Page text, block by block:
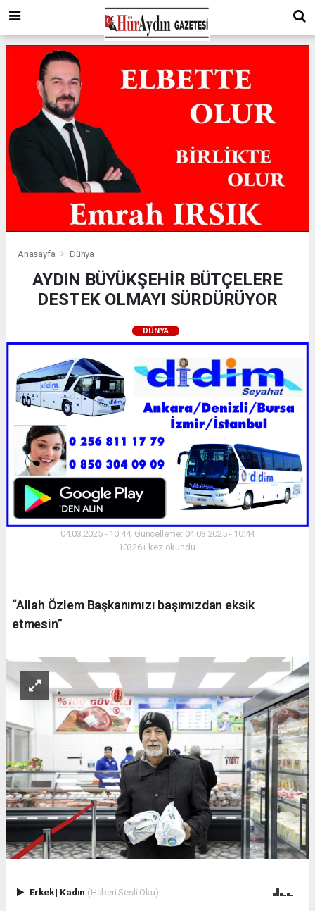
Anasayfa Dünya
AYDIN BÜYÜKŞEHİR BÜTÇELERE
DESTEK OLMAYI SÜRDÜRÜYOR
DÜNYA
04.03.2025 - 10:44, Güncelleme: 04.03.2025 - 10:44
10326+ kez okundu.
“Allah Özlem Başkanımızı başımızdan eksik
etmesin”
Erkek| Kadın (Haberi Sesli Oku)